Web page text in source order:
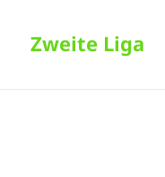
Zweite Liga